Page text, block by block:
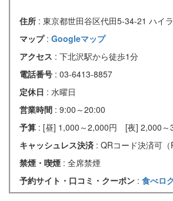
住所 : 東京都世田谷区代田5-34-21 ハイ
マップ : Googleマップ
アクセス : 下北沢駅から徒歩1分
電話番号 : 03-6413-8857
定休日 : 水曜日
営業時間 : 9:00～20:00
予算 : [昼] 1,000～2,000円 [夜] 2,000～
キャッシュレス決済 : QRコード決済可（
禁煙・喫煙 : 全席禁煙
予約サイト・口コミ・クーポン : 食べロ